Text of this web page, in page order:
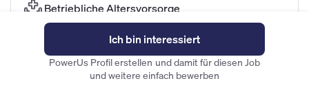
Betriebliche Altersvorsorge
Fitness- und Gesundheitszuschuss
Unternehmenskultur
Ich bin interessiert
PowerUs Profil erstellen und damit für diesen Job
und weitere einfach bewerben